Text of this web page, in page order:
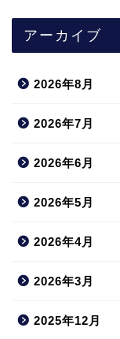
アーカイブ
2026年8月
2026年7月
2026年6月
2026年5月
2026年4月
2026年3月
2025年12月